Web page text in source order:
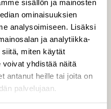
sisällön ja mainosten
ominaisuuksien
analysoimiseen. Lisäksi
ja analytiikka-
miten käytät
yhdistää näitä
antanut heille tai joita on
palvelujaan.